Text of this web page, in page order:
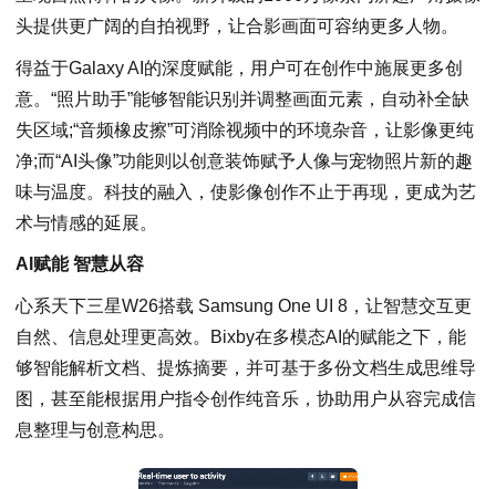
头提供更广阔的自拍视野，让合影画面可容纳更多人物。
得益于Galaxy AI的深度赋能，用户可在创作中施展更多创
意。“照片助手”能够智能识别并调整画面元素，自动补全缺
失区域;“音频橡皮擦”可消除视频中的环境杂音，让影像更纯
净;而“AI头像”功能则以创意装饰赋予人像与宠物照片新的趣
味与温度。科技的融入，使影像创作不止于再现，更成为艺
术与情感的延展。
AI 赋能 智慧从容
心系天下三星W26搭载 Samsung One UI 8，让智慧交互更
自然、信息处理更高效。Bixby在多模态AI的赋能之下，能
够智能解析文档、提炼摘要，并可基于多份文档生成思维导
图，甚至能根据用户指令创作纯音乐，协助用户从容完成信
息整理与创意构思。